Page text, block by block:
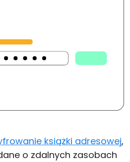
książki adresowej,
o zdalnych zasobach